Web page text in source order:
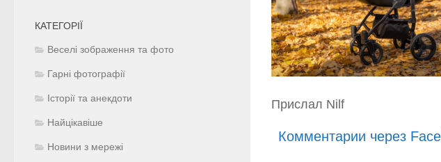
Прислал Nilf
Комментарии через
КАТЕГОРІЇ
Веселі зображення та фото
Гарні фотографії
Історії та анекдоти
Найцікавіше
Новини з мережі